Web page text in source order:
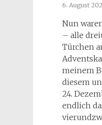
6. August
Nun
– alle
Türchen
meinem
diesem
24.
endlich